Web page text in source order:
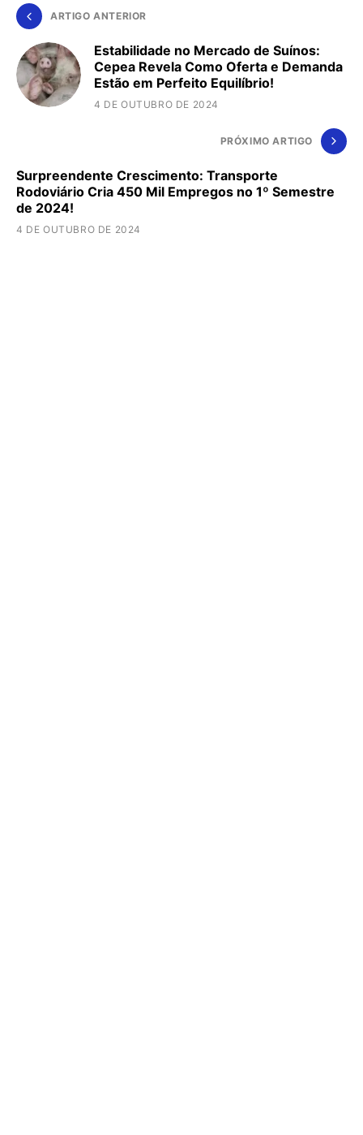
ARTIGO ANTERIOR
Estabilidade no Mercado de Suínos:
Cepea Revela Como Oferta e Demanda
Estão em Perfeito Equilíbrio!
4 DE OUTUBRO DE 2024
PRÓXIMO ARTIGO
Surpreendente Crescimento: Transporte
Rodoviário Cria 450 Mil Empregos no 1º Semestre
de 2024!
4 DE OUTUBRO DE 2024